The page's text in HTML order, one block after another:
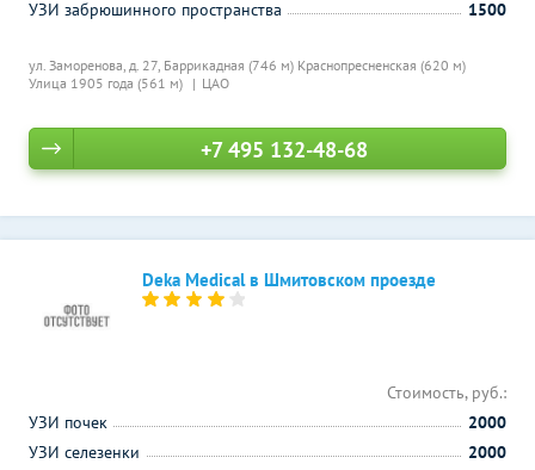
ул. Заморенова, д. 27, Баррикадная (746 м) Краснопресненская (620 м)
Улица 1905 года (561 м)
ЦАО
УЗИ забрюшинного пространства
1500
+7 495 132-48-68
Deka Medical в Шмитовском проезде
Стоимость, руб.:
УЗИ почек
2000
УЗИ селезенки
2000